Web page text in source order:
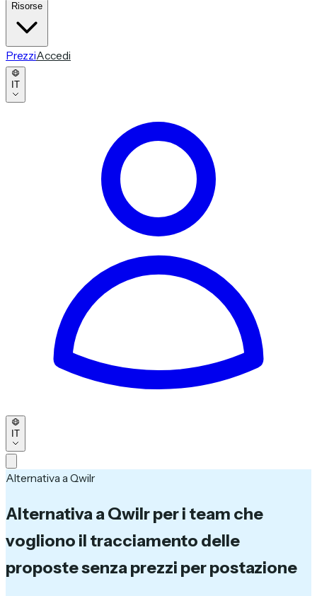
Risorse
PrezziAccedi
IT
IT
Alternativa a Qwilr
Alternativa a Qwilr per i team che
vogliono il tracciamento delle
propostesenza prezzi per postazione